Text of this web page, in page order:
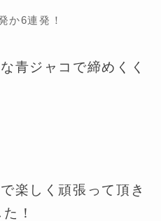
か6連発！
青ジャコで締めくく
楽しく頑張って頂き
！